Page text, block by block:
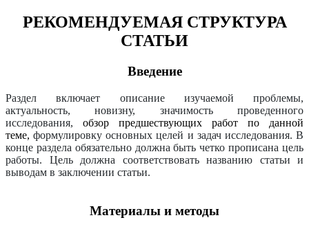
РЕКОМЕНДУЕМАЯ СТРУКТУРА
СТАТЬИ
Введение
Раздел включает описание изучаемой проблемы,
актуальность, новизну, значимость проведенного
исследования, обзор предшествующих работ по данной
теме,формулировку основных целей и задач исследования. В
конце раздела обязательно должна быть четко прописана цель
работы. Цель должна соответствовать названию статьи и
выводам в заключении статьи.
Материалы и методы